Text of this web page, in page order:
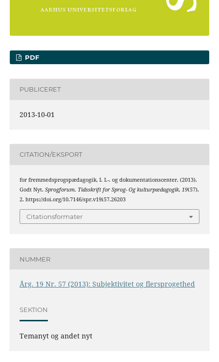
PDF
PUBLICERET
2013-10-01
CITATION/EKSPORT
for fremmedsprogspædagogik, I. I.-. og dokumentationscenter. (2013).
Godt Nyt. Sprogforum. Tidsskrift for Sprog- Og kulturpædagogik, 19(57),
2. https://doi.org/10.7146/spr.v19i57.26203
Citationsformater
NUMMER
Årg. 19 Nr. 57 (2013): Subjektivitet og flersprogethed
SEKTION
Temanyt og andet nyt